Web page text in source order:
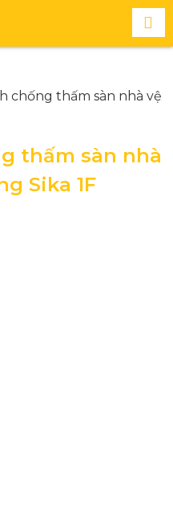
chống thấm sàn nhà vệ
thấm sàn nhà
Sika 1F